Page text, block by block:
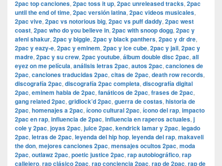
2pac top canciones, 2pac toss it up, 2pac unreleased tracks, 2pac
until the end of time, 2pac versión latina, 2pac videos musicales,
2pac vive, 2pac vs notorious big, 2pac vs puff daddy, 2pac west
coast, 2pac who do you believe in, 2pac with snoop dogg, 2pac y
afeni shakur, 2pac y biggie, 2pac y black panthers, 2pac y dr dre,
2pac y eazy-e, 2pac y eminem, 2pac y ice cube, 2pac y jail, 2pac y
madre, 2pac y su crew, 2pac youtube, álbum double disc 2pac, all
eyez on me película, análisis letras 2pac, autos 2pac, canciones de
2pac, canciones traducidas 2pac, citas de 2pac, death row records,
discografía 2pac, discografía 2pac completa, discografía digital
2pac, eminem habla de 2pac, fanáticos de 2pac, frases de 2pac,
gang related 2pac, gridlock’d 2pac, guerra de costas, historia de
2pac, homenajes a 2pac, ícono cultural 2pac, ícono del rap, impacto
2pac en rap, influencia de 2pac, influencia en raperos actuales, j
cole y 2pac, joyas 2pac, juice 2pac, kendrick lamar y 2pac, legado
2pac, letras de 2pac, leyenda del hip hop, leyenda del rap, makaveli
the don, mejores canciones 2pac, mensajes ocultos 2pac, moda
2pac, outlawz 2pac, poetic justice 2pac, rap autobiográfico, rap
callejero, rap clásico 2pac, rap conciencia 2pac, rap de 2pac, rap de